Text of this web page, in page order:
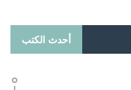
أحدث الكتب